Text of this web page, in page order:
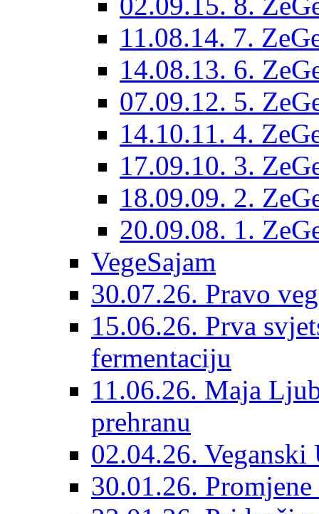
11.08.14. 7.
14.08.13. 6.
07.09.12. 5.
14.10.11. 4.
17.09.10. 3.
18.09.09. 2.
20.09.08. 1.
VegeSajam
30.07.26. Pravo
15.06.26. Prva
fermentaciju
11.06.26. Maja
prehranu
02.04.26. Veganski
30.01.26.